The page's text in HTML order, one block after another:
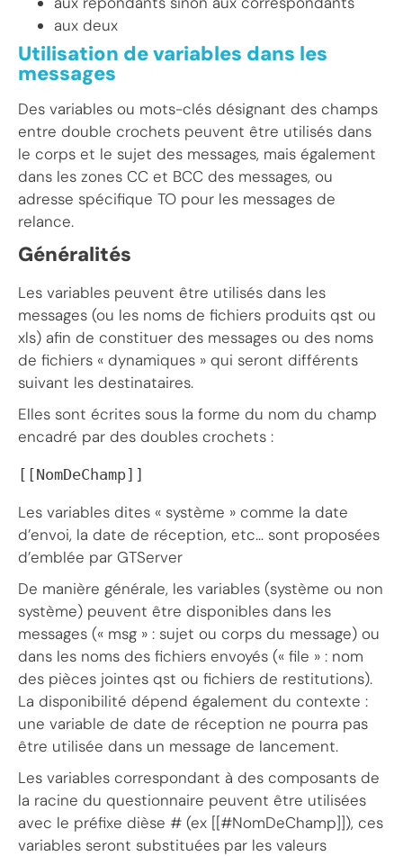
aux deux
Utilisation de variables dans les
messages
Des variables ou mots-clés désignant des champs
entre double crochets peuvent être utilisés dans
le corps et le sujet des messages, mais également
dans les zones CC et BCC des messages, ou
adresse spécifique TO pour les messages de
relance.
Généralités
Les variables peuvent être utilisés dans les
messages (ou les noms de fichiers produits qst ou
xls) afin de constituer des messages ou des noms
de fichiers « dynamiques » qui seront différents
suivant les destinataires.
Elles sont écrites sous la forme du nom du champ
encadré par des doubles crochets :
Les variables dites « système » comme la date
d’envoi, la date de réception, etc… sont proposées
d’emblée par GTServer
De manière générale, les variables (système ou non
système) peuvent être disponibles dans les
messages (« msg » : sujet ou corps du message) ou
dans les noms des fichiers envoyés (« file » : nom
des pièces jointes qst ou fichiers de restitutions).
La disponibilité dépend également du contexte :
une variable de date de réception ne pourra pas
être utilisée dans un message de lancement.
Les variables correspondant à des composants de
la racine du questionnaire peuvent être utilisées
avec le préfixe dièse # (ex [[#NomDeChamp]]), ces
variables seront substituées par les valeurs